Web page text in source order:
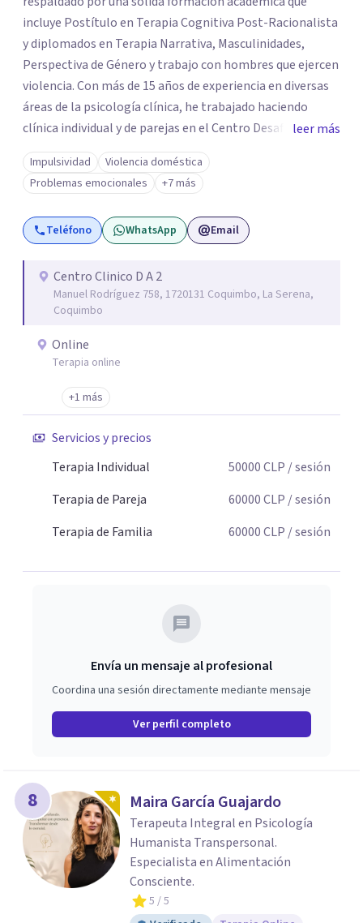
incluye Postítulo en Terapia Cognitiva Post-Racionalista
y diplomados en Terapia Narrativa, Masculinidades,
Perspectiva de Género y trabajo con hombres que ejercen
violencia. Con más de 15 años de experiencia en diversas
áreas de la psicología clínica, he trabajado haciendo
clínica individual y de parejas en el Centro Desafío de
Pareja y el Centro de Diálisis Renacer, coordinando el
Programa de Resocialización Para hombre que ejercen
Violencia contra la Pareja (PRHEVIP) y siendo docente en
la Universidad de Aconcagua impartiendo cátedras de
Psicología Social y Teoría de Sistemas Psicológicos y
leer más
Impulsividad
Violencia doméstica
Problemas emocionales
+7 más
Teléfono WhatsApp Email
Centro Clinico D A 2
Manuel Rodríguez 758, 1720131 Coquimbo, La Serena,
Coquimbo
Online
Terapia online
+1 más
Servicios y precios
Terapia Individual
50000CLP / sesión
Terapia de Pareja
60000CLP / sesión
Terapia de Familia
60000CLP / sesión
Envía un mensaje al profesional
Coordina una sesión directamente mediante mensaje
Ver perfil completo
8 Maira García Guajardo
Terapeuta Integral en Psicología
Humanista Transpersonal.
Especialista en Alimentación
Consciente.
5 / 5